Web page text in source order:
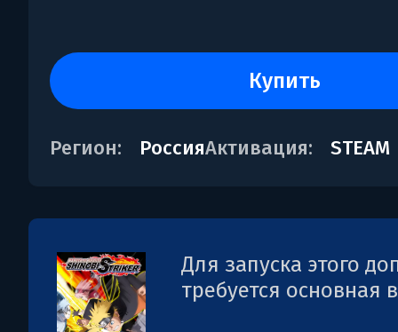
купить
Регион: РоссияАктивация: STEAM
Для запуска этого
требуется основная